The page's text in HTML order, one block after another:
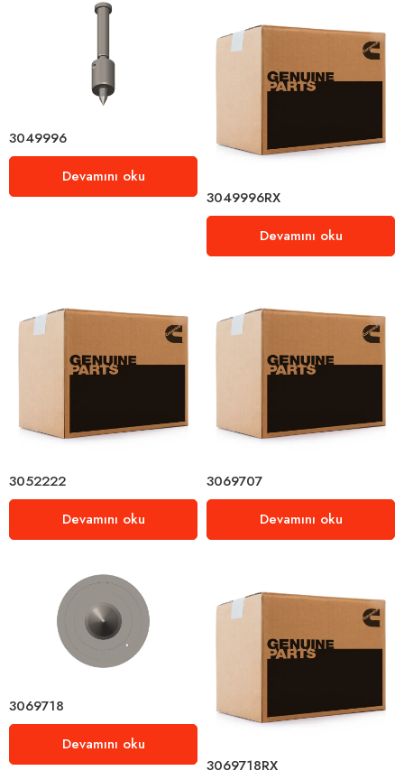
3049996
Devamını oku
3049996RX
Devamını oku
3052222
Devamını oku
3069707
Devamını oku
3069718
Devamını oku
3069718RX